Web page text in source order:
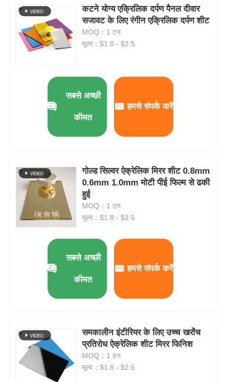
हमसे संपर्क करें
समाचार
सभी मामलों
क्लियर प्लास्टिक एक्रेलिक शीट
ऐक्रेलिक शीट कास्ट करें
रंग एक्रिलिक शीट
एक्रिलिक भंडारण बॉक्स
मिरर ऐक्रेलिक शीट
एक्रिलिक फ्रॉस्टेड शीट
कटने योग्य एक्रिलिक दर्पण पैनल दीवार
सजावट के लिए रंगीन एक्रिलिक दर्पण शीट
MOQ：1 टन
मूल्य：$1.8 - $2.5
सबसे अच्छी
कीमत
हमसे संपर्क करें
गोल्ड सिल्वर ऐक्रेलिक मिरर शीट 0.8mm
0.6mm 1.0mm मोटी पीई फिल्म से ढकी
हुई
MOQ：1 टन
मूल्य：$1.8 - $2.5
सबसे अच्छी
कीमत
हमसे संपर्क करें
समकालीन इंटीरियर के लिए उच्च खरोंच
प्रतिरोध ऐक्रेलिक शीट मिरर फिनिश
MOQ：1 टन
मूल्य：$1.8 - $2.5